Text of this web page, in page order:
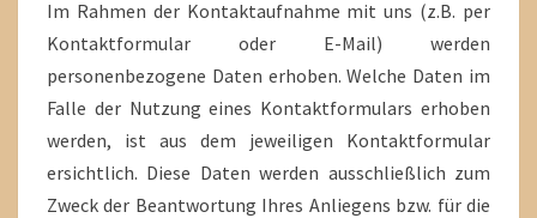
Im Rahmen der Kontaktaufnahme mit uns (z.B. per
Kontaktformular oder E-Mail) werden
personenbezogene Daten erhoben. Welche Daten im
Falle der Nutzung eines Kontaktformulars erhoben
werden, ist aus dem jeweiligen Kontaktformular
ersichtlich. Diese Daten werden ausschließlich zum
Zweck der Beantwortung Ihres Anliegens bzw. für die